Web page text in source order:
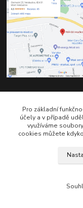
Kontakty
Pro základní
účely a v případě
využíváme
cookies můžete